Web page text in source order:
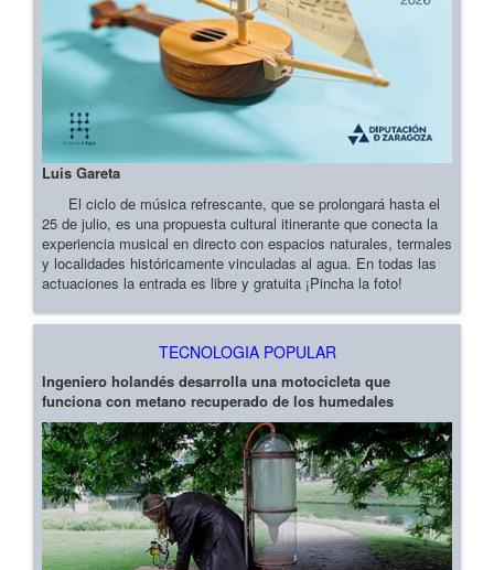
Luis Gareta
El ciclo de música refrescante, que se prolongará hasta el
25 de julio, es una propuesta cultural itinerante que conecta la
experiencia musical en directo con espacios naturales, termales
y localidades históricamente vinculadas al agua. En todas las
actuaciones la entrada es libre y gratuita ¡Pincha la foto!
TECNOLOGIA POPULAR
Ingeniero holandés desarrolla una motocicleta que
funciona con metano recuperado de los humedales